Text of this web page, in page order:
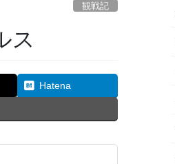
観戦記
ス
Hatena